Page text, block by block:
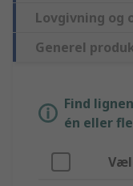
Lovgivning og
Generel
Find
én eller